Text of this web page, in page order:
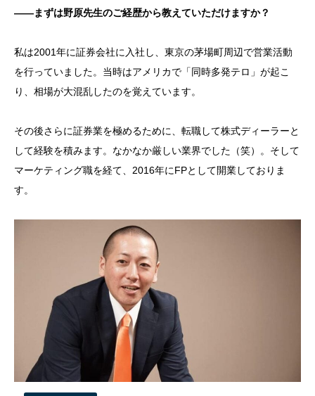
——まずは野原先生のご経歴から教えていただけますか？
私は2001年に証券会社に入社し、東京の茅場町周辺で営業活動
を行っていました。当時はアメリカで「同時多発テロ」が起こ
り、相場が大混乱したのを覚えています。
その後さらに証券業を極めるために、転職して株式ディーラーと
して経験を積みます。なかなか厳しい業界でした（笑）。そして
マーケティング職を経て、2016年にFPとして開業しておりま
す。